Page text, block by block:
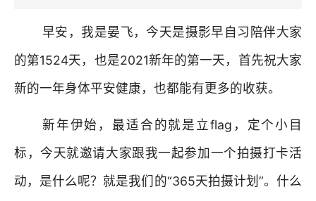
早安，我是晏飞，今天是摄影早自习陪伴大家
的第1524天，也是2021新年的第一天，首先祝大家
新的一年身体平安健康，也都能有更多的收获。
新年伊始，最适合的就是立flag，定个小目
标，今天就邀请大家跟我一起参加一个拍摄打卡活
动，是什么呢？就是我们的“365天拍摄计划”。什么